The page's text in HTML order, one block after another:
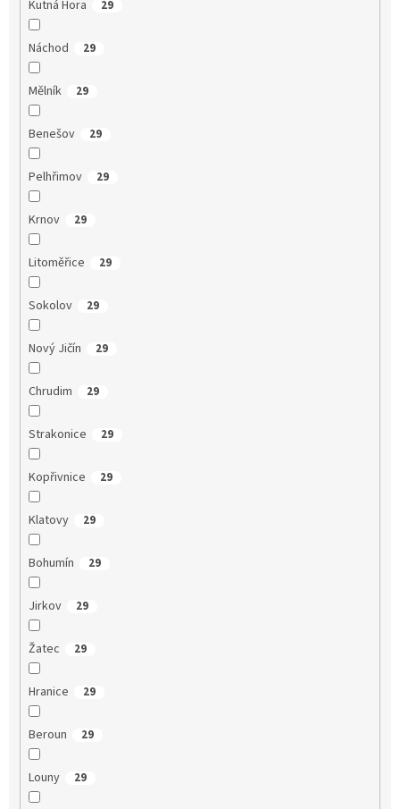
Kutná Hora 29
Náchod 29
Mělník 29
Benešov 29
Pelhřimov 29
Krnov 29
Litoměřice 29
Sokolov 29
Nový Jičín 29
Chrudim 29
Strakonice 29
Kopřivnice 29
Klatovy 29
Bohumín 29
Jirkov 29
Žatec 29
Hranice 29
Beroun 29
Louny 29